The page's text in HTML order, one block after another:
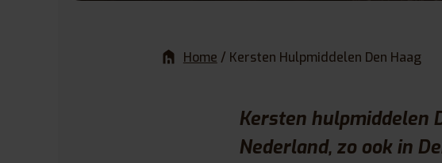
Home / Kersten Hulpmiddelen Den Haag
Kersten hulpmiddelen
Nederland, zo ook in